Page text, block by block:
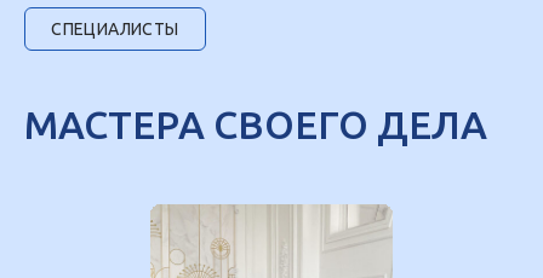
СПЕЦИАЛИСТЫ
МАСТЕРА СВОЕГО ДЕЛА